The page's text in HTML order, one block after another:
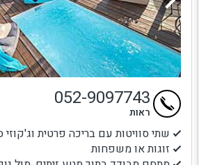
שתי סוויטות עם בריכה פרטית
זוגות או משפחות
052-9097743
ראות